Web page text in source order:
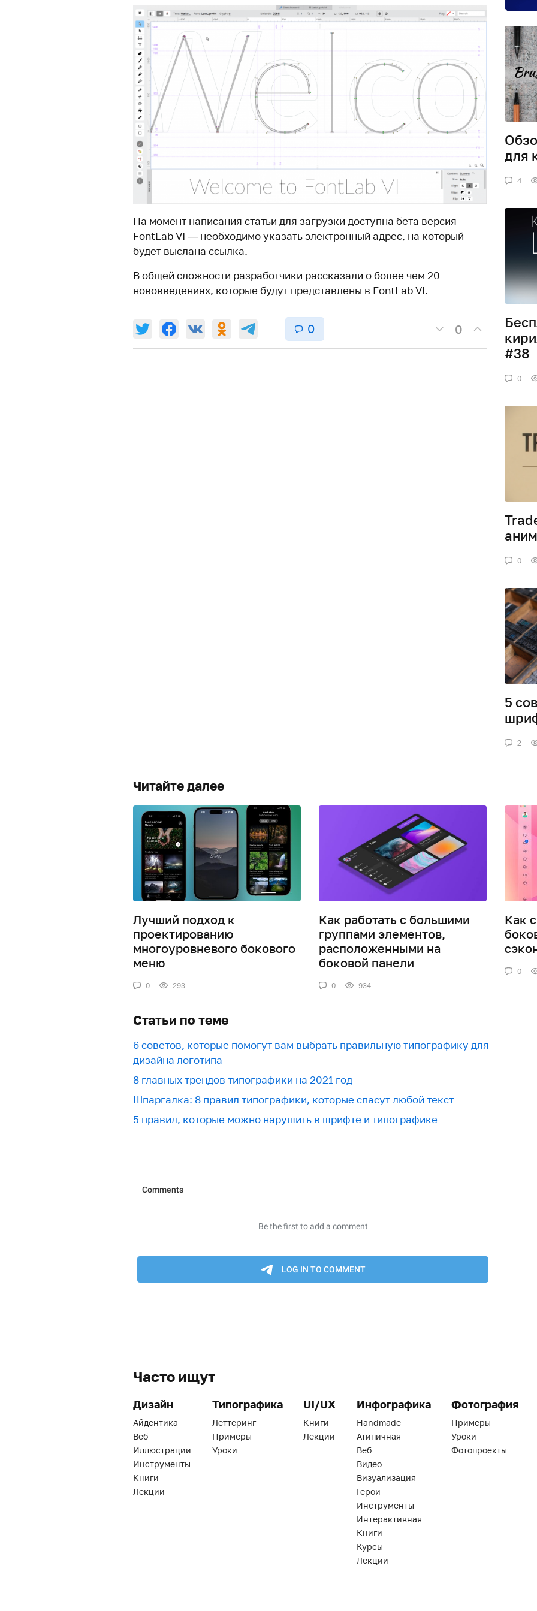
На момент написания статьи для загрузки доступна бета версия
FontLab VI — необходимо указать электронный адрес, на который
будет выслана ссылка.
В общей сложности разработчики рассказали о более чем 20
нововведениях, которые будут представлены в FontLab VI.
0 0
для
4
#38
0
0
5
2
Читайте далее
Лучший подход к
проектированию
многоуровневого бокового
меню
0 293
Как работать с большими
группами элементов,
расположенными на
боковой панели
0 934
Как
0
Статьи по теме
6 советов, которые помогут вам выбрать правильную типографику для
дизайна логотипа
8 главных трендов типографики на 2021 год
Шпаргалка: 8 правил типографики, которые спасут любой текст
5 правил, которые можно нарушить в шрифте и типографике
Часто ищут
Дизайн
Айдентика
Веб
Иллюстрации
Инструменты
Книги
Лекции
Типографика
Леттеринг
Примеры
Уроки
UI/UX
Книги
Лекции
Инфографика
Handmade
Атипичная
Веб
Видео
Визуализация
Герои
Инструменты
Интерактивная
Книги
Курсы
Лекции
Фотография
Примеры
Уроки
Фотопроекты